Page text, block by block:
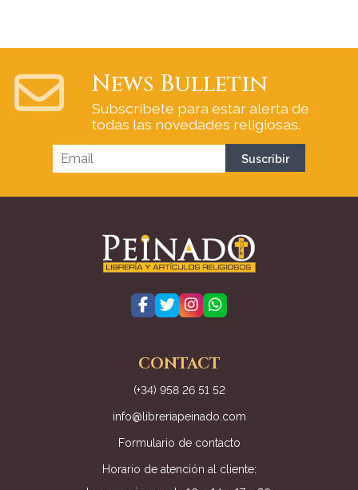
News Bulletin
Subscríbete para estar alerta de
todas las novedades religiosas.
CONTACT
(+34) 958 26 51 52
info@libreriapeinado.com
Formulario de contacto
Horario de atención al cliente: